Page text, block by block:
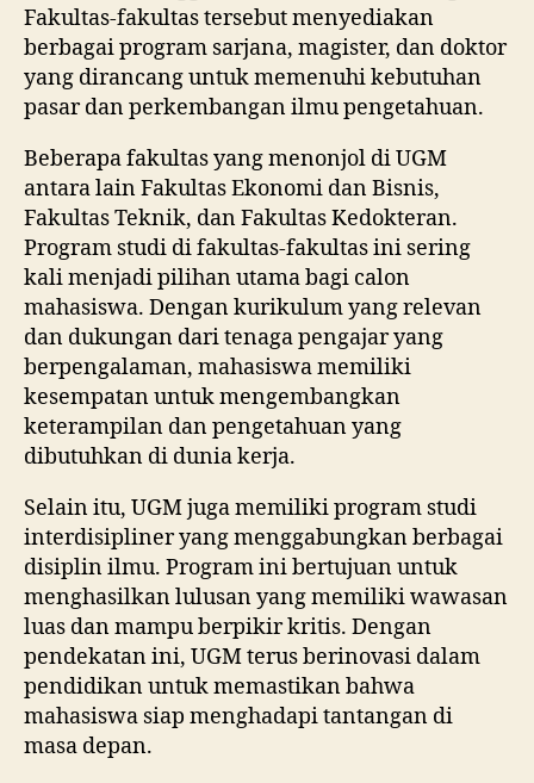
Fakultas-fakultas tersebut menyediakan
berbagai program sarjana, magister, dan doktor
yang dirancang untuk memenuhi kebutuhan
pasar dan perkembangan ilmu pengetahuan.
Beberapa fakultas yang menonjol di UGM
antara lain Fakultas Ekonomi dan Bisnis,
Fakultas Teknik, dan Fakultas Kedokteran.
Program studi di fakultas-fakultas ini sering
kali menjadi pilihan utama bagi calon
mahasiswa. Dengan kurikulum yang relevan
dan dukungan dari tenaga pengajar yang
berpengalaman, mahasiswa memiliki
kesempatan untuk mengembangkan
keterampilan dan pengetahuan yang
dibutuhkan di dunia kerja.
Selain itu, UGM juga memiliki program studi
interdisipliner yang menggabungkan berbagai
disiplin ilmu. Program ini bertujuan untuk
menghasilkan lulusan yang memiliki wawasan
luas dan mampu berpikir kritis. Dengan
pendekatan ini, UGM terus berinovasi dalam
pendidikan untuk memastikan bahwa
mahasiswa siap menghadapi tantangan di
masa depan.